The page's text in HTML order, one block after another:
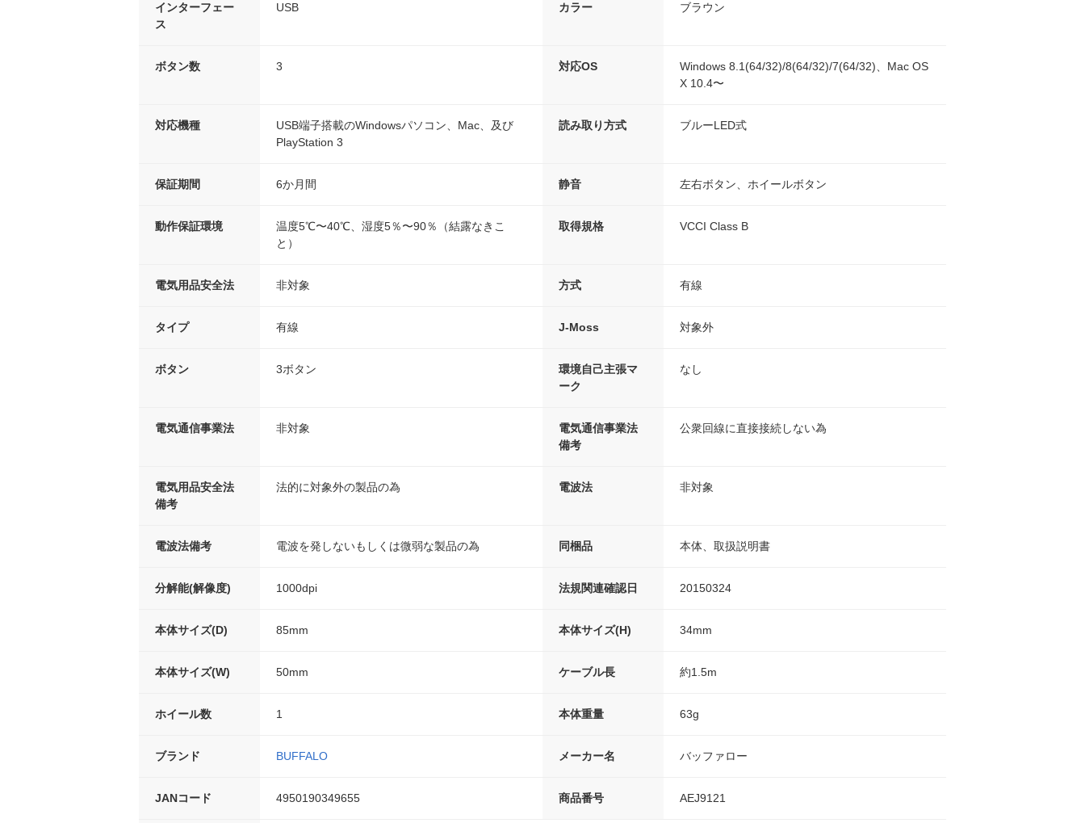
インターフェー
ス
USB カラー ブラウン
ボタン数 3 対応OS
Windows 8.1(64/32)/8(64/32)/7(64/32)、Mac OS
X 10.4〜
対応機種
USB端子搭載のWindowsパソコン、Mac、及び
PlayStation 3
読み取り方式 ブルーLED式
保証期間 6か月間 静音 左右ボタン、ホイールボタン
動作保証環境
温度5℃〜40℃、湿度5％〜90％（結露なきこ
と）
取得規格 VCCI Class B
電気用品安全法 非対象 方式 有線
タイプ 有線 J-Moss 対象外
ボタン 3ボタン
環境自己主張マ
ーク
なし
電気通信事業法 非対象
電気通信事業法
備考
公衆回線に直接接続しない為
電気用品安全法
備考
法的に対象外の製品の為 電波法 非対象
電波法備考 電波を発しないもしくは微弱な製品の為 同梱品 本体、取扱説明書
分解能(解像度) 1000dpi 法規関連確認日 20150324
本体サイズ(D) 85mm 本体サイズ(H) 34mm
本体サイズ(W) 50mm ケーブル長 約1.5m
ホイール数 1 本体重量 63g
ブランド BUFFALO メーカー名 バッファロー
JANコード 4950190349655 商品番号 AEJ9121